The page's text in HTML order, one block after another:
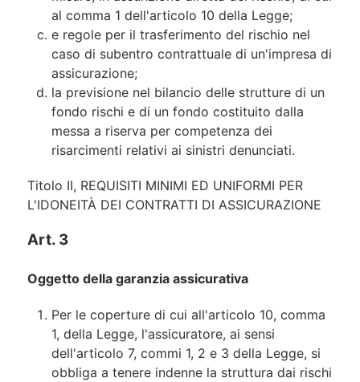
al comma 1 dell'articolo 10 della Legge;
e regole per il trasferimento del rischio nel
caso di subentro contrattuale di un'impresa di
assicurazione;
la previsione nel bilancio delle strutture di un
fondo rischi e di un fondo costituito dalla
messa a riserva per competenza dei
risarcimenti relativi ai sinistri denunciati.
Titolo II, REQUISITI MINIMI ED UNIFORMI PER
L'IDONEITÀ DEI CONTRATTI DI ASSICURAZIONE
Art. 3
Oggetto della garanzia assicurativa
Per le coperture di cui all'articolo 10, comma
1, della Legge, l'assicuratore, ai sensi
dell'articolo 7, commi 1, 2 e 3 della Legge, si
obbliga a tenere indenne la struttura dai rischi